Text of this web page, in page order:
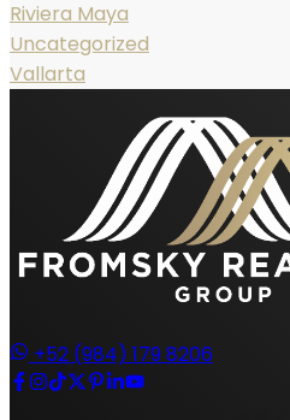
Riviera Maya
Uncategorized
Vallarta
+52 (984) 179 8206